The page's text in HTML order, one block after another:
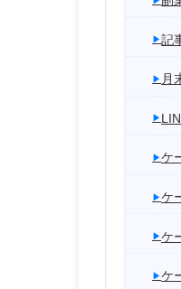
記
月
ケ
ケ
ケ
ケ